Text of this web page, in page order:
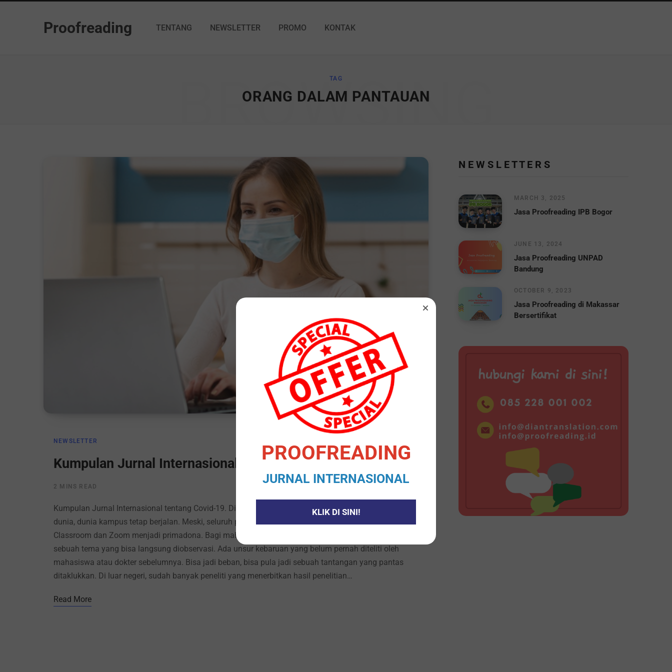
Proofreading TENTANG NEWSLETTER PROMO KONTAK
TAG
ORANG DALAM PANTAUAN
BROWSING
NEWSLETTER
Kumpulan Jurnal Internasional tentang Covid-19
2 MINS READ
Kumpulan Jurnal Internasional tentang Covid-19. Di tengah merebaknya wabah Covid-19 di seluruh
dunia, dunia kampus tetap berjalan. Meski, seluruh perkuliahan berjalan secara maya. Google
Classroom dan Zoom menjadi primadona. Bagi mahasiswa kedokteran, wabah Covid-19 ini mejadi
sebuah tema yang bisa langsung diobservasi. Ada unsur kebaruan yang belum pernah diteliti oleh
mahasiswa atau dokter sebelumnya. Bisa jadi beban, bisa pula jadi sebuah tantangan yang pantas
ditaklukkan. Di luar negeri, sudah banyak peneliti yang menerbitkan hasil penelitian…
Read More
N E W S L E T T E R S
MARCH 3, 2025
Jasa Proofreading IPB Bogor
JUNE 13, 2024
Jasa Proofreading UNPAD
Bandung
OCTOBER 9, 2023
Jasa Proofreading di Makassar
Bersertifikat
PROOFREADING
JURNAL INTERNASIONAL
KLIK DI SINI!